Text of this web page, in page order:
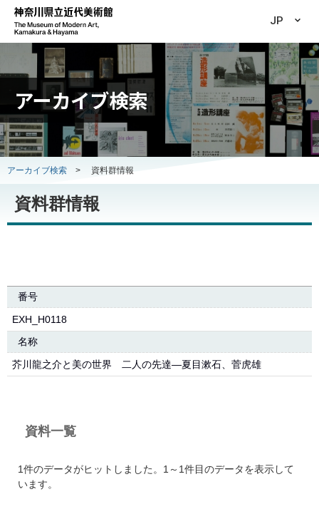
JP
アーカイブ検索
アーカイブ検索 > 資料群情報
資料群情報
番号
EXH_H0118
名称
芥川龍之介と美の世界 二人の先達―夏目漱石、菅虎雄
資料一覧
1件のデータがヒットしました。1～1件目のデータを表示して
います。